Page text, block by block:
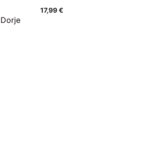
17,99€